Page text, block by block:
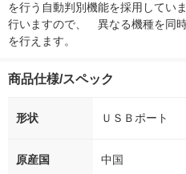
を行う自動判別機能を採用してい
行いますので、　異なる機種を同
を行えます。
商品仕様/スペック
形状 ＵＳＢポート
原産国 中国